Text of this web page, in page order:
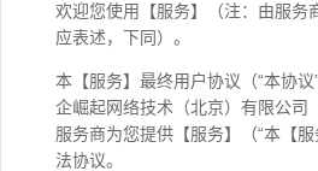
欢迎您使用【服务】（注：由服务
应表述，下同）。
本【服务】最终用户协议（“本协议
企崛起网络技术（北京）有限公司
服务商为您提供【服务】（“本【
法协议。